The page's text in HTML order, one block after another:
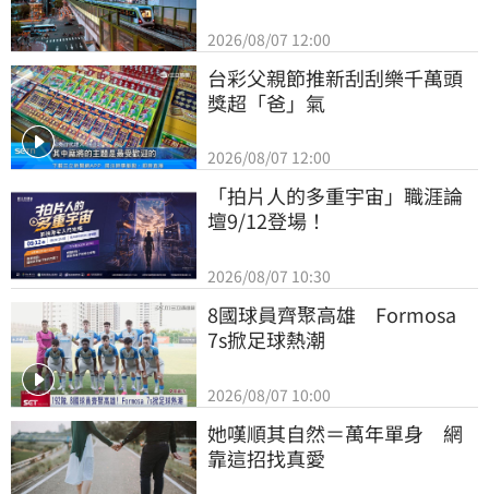
2026/08/07 12:00
台彩父親節推新刮刮樂千萬頭
獎超「爸」氣
2026/08/07 12:00
「拍片人的多重宇宙」職涯論
壇9/12登場！
2026/08/07 10:30
8國球員齊聚高雄　Formosa
7s掀足球熱潮
2026/08/07 10:00
她嘆順其自然＝萬年單身　網
靠這招找真愛